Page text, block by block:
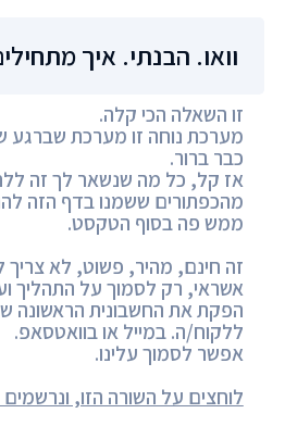
וואו. הבנתי. איך
זו השאלה הכי קלה.
מערכת נוחה זו מערכת שברגע
כבר ברור.
אז קל, כל מה שנשאר לך זה
מהכפתורים ששמנו בדף הזה
ממש פה בסוף הטקסט.
זה חינם, מהיר, פשוט, לא צריך
אשראי, רק לסמוך על התהליך
הפקת את החשבונית הראשונה
ללקוח/ה. במייל או בוואטסאפ.
אפשר לסמוך עלינו.
לוחצים על השורה הזו, ונרשמים